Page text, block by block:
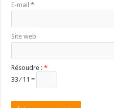
E-mail*
Site web
Résoudre :*
33 ⁄ 11 =